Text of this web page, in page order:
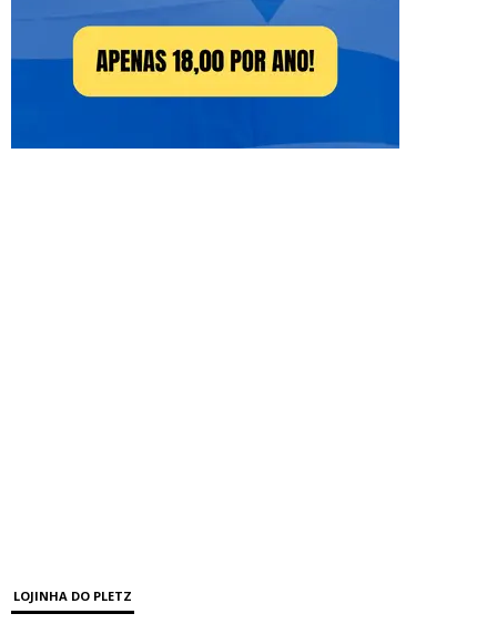
LOJINHA DO PLETZ